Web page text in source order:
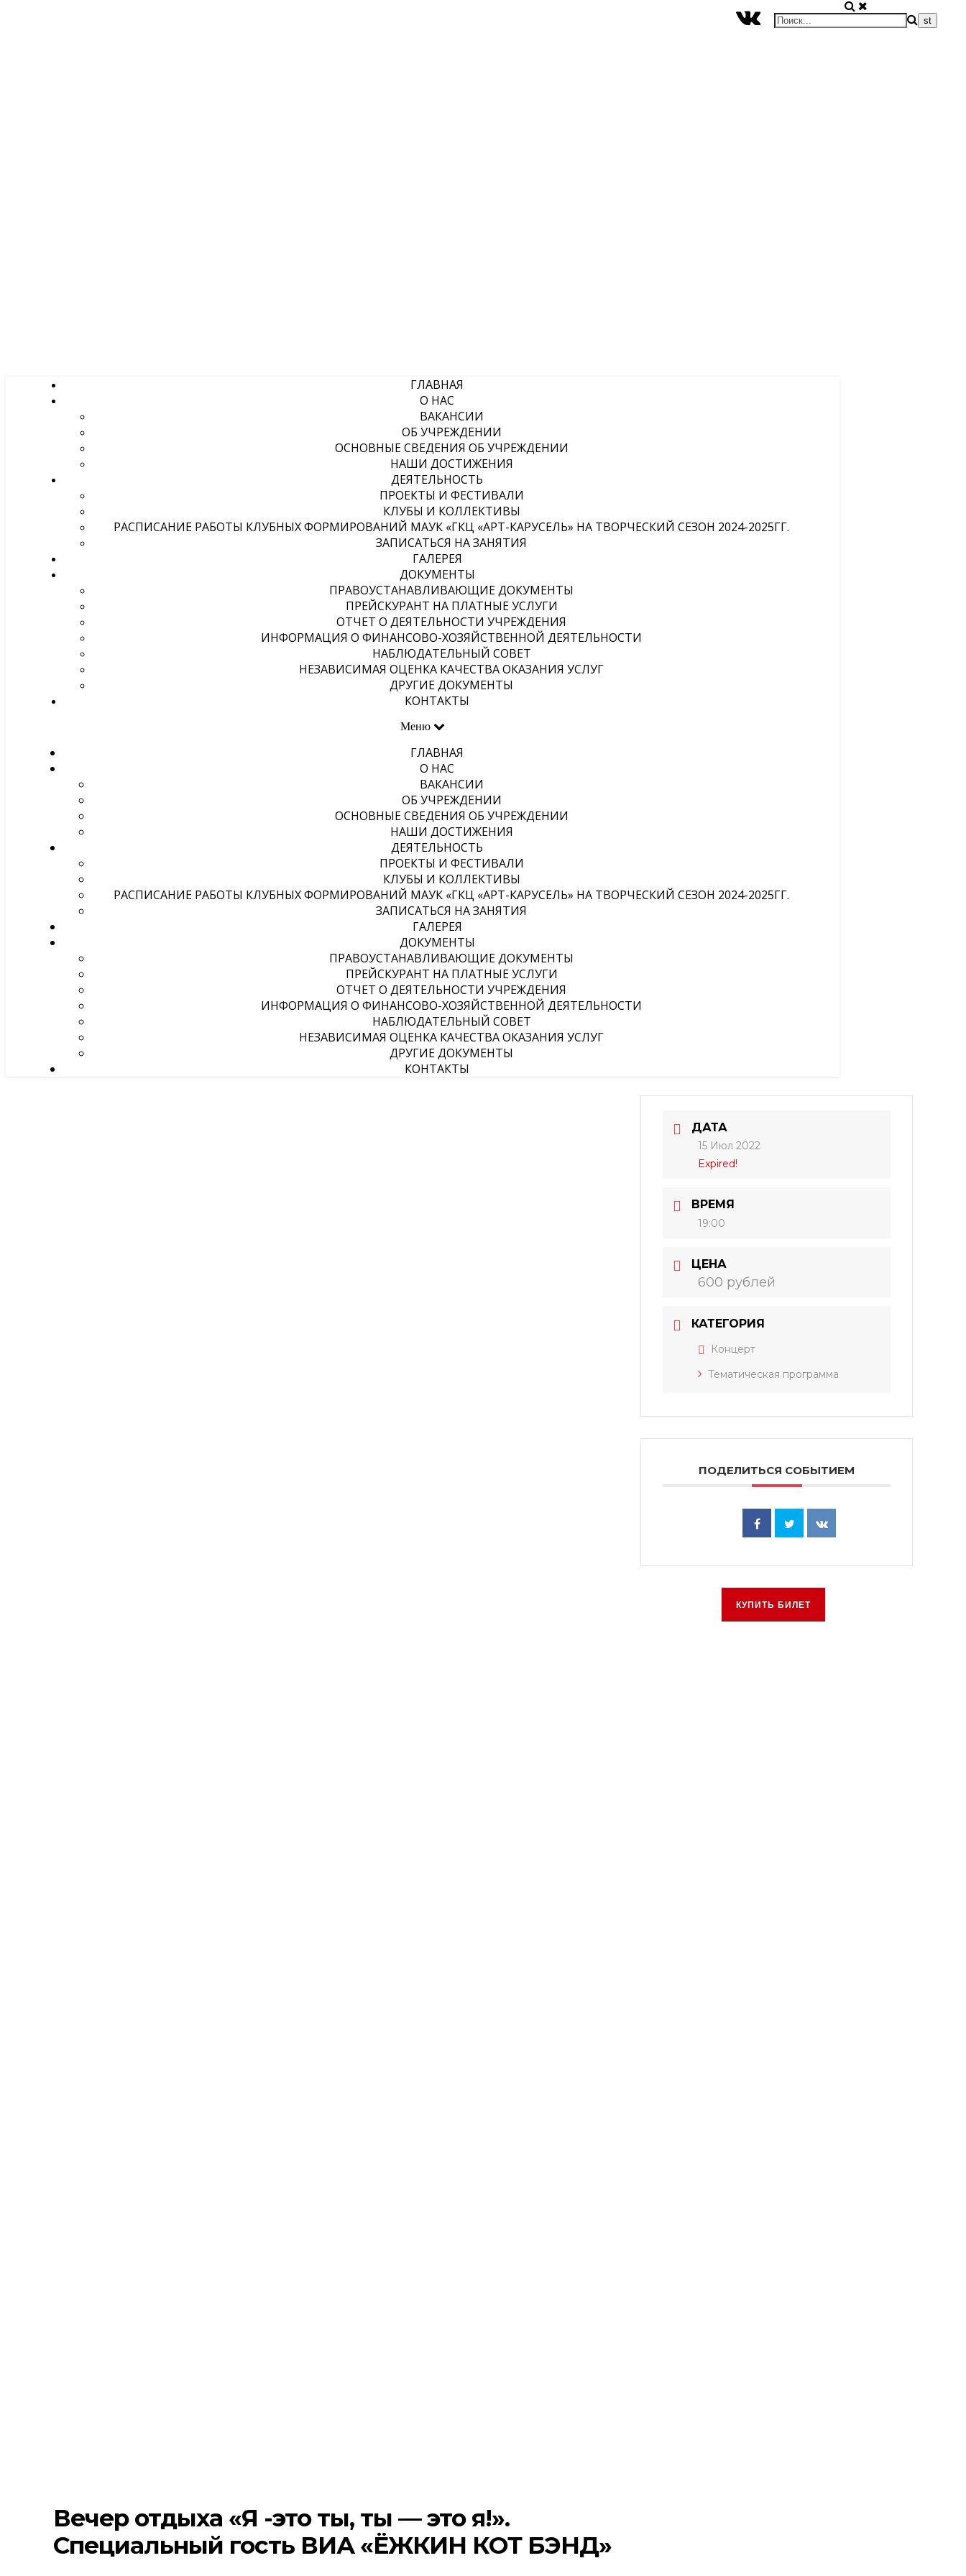
ГЛАВНАЯ
О НАС
ВАКАНСИИ
ОБ УЧРЕЖДЕНИИ
ОСНОВНЫЕ СВЕДЕНИЯ ОБ УЧРЕЖДЕНИИ
НАШИ ДОСТИЖЕНИЯ
ДЕЯТЕЛЬНОСТЬ
ПРОЕКТЫ И ФЕСТИВАЛИ
КЛУБЫ И КОЛЛЕКТИВЫ
РАСПИСАНИЕ РАБОТЫ КЛУБНЫХ ФОРМИРОВАНИЙ МАУК «ГКЦ «АРТ-КАРУСЕЛЬ» НА ТВОРЧЕСКИЙ СЕЗОН 2024-2025ГГ.
ЗАПИСАТЬСЯ НА ЗАНЯТИЯ
ГАЛЕРЕЯ
ДОКУМЕНТЫ
ПРАВОУСТАНАВЛИВАЮЩИЕ ДОКУМЕНТЫ
ПРЕЙСКУРАНТ НА ПЛАТНЫЕ УСЛУГИ
ОТЧЕТ О ДЕЯТЕЛЬНОСТИ УЧРЕЖДЕНИЯ
ИНФОРМАЦИЯ О ФИНАНСОВО-ХОЗЯЙСТВЕННОЙ ДЕЯТЕЛЬНОСТИ
НАБЛЮДАТЕЛЬНЫЙ СОВЕТ
НЕЗАВИСИМАЯ ОЦЕНКА КАЧЕСТВА ОКАЗАНИЯ УСЛУГ
ДРУГИЕ ДОКУМЕНТЫ
КОНТАКТЫ
Меню
ГЛАВНАЯ
О НАС
ВАКАНСИИ
ОБ УЧРЕЖДЕНИИ
ОСНОВНЫЕ СВЕДЕНИЯ ОБ УЧРЕЖДЕНИИ
НАШИ ДОСТИЖЕНИЯ
ДЕЯТЕЛЬНОСТЬ
ПРОЕКТЫ И ФЕСТИВАЛИ
КЛУБЫ И КОЛЛЕКТИВЫ
РАСПИСАНИЕ РАБОТЫ КЛУБНЫХ ФОРМИРОВАНИЙ МАУК «ГКЦ «АРТ-КАРУСЕЛЬ» НА ТВОРЧЕСКИЙ СЕЗОН 2024-2025ГГ.
ЗАПИСАТЬСЯ НА ЗАНЯТИЯ
ГАЛЕРЕЯ
ДОКУМЕНТЫ
ПРАВОУСТАНАВЛИВАЮЩИЕ ДОКУМЕНТЫ
ПРЕЙСКУРАНТ НА ПЛАТНЫЕ УСЛУГИ
ОТЧЕТ О ДЕЯТЕЛЬНОСТИ УЧРЕЖДЕНИЯ
ИНФОРМАЦИЯ О ФИНАНСОВО-ХОЗЯЙСТВЕННОЙ ДЕЯТЕЛЬНОСТИ
НАБЛЮДАТЕЛЬНЫЙ СОВЕТ
НЕЗАВИСИМАЯ ОЦЕНКА КАЧЕСТВА ОКАЗАНИЯ УСЛУГ
ДРУГИЕ ДОКУМЕНТЫ
КОНТАКТЫ
Вечер отдыха «Я -это ты, ты — это я!».
Специальный гость ВИА «ЁЖКИН КОТ БЭНД»
ДАТА
15 Июл 2022
Expired!
ВРЕМЯ
19:00
ЦЕНА
600 рублей
КАТЕГОРИЯ
Концерт
Тематическая программа
ПОДЕЛИТЬСЯ СОБЫТИЕМ
КУПИТЬ БИЛЕТ